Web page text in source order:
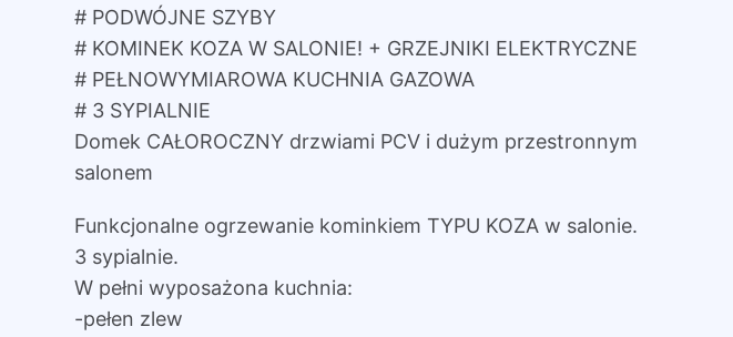
# PODWÓJNE SZYBY
# KOMINEK KOZA W SALONIE! + GRZEJNIKI ELEKTRYCZNE
# PEŁNOWYMIAROWA KUCHNIA GAZOWA
# 3 SYPIALNIE
Domek CAŁOROCZNY drzwiami PCV i dużym przestronnym
salonem
Funkcjonalne ogrzewanie kominkiem TYPU KOZA w salonie.
3 sypialnie.
W pełni wyposażona kuchnia:
-pełen zlew